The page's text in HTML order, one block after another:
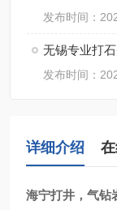
发布时间：
无锡专业打
发布时间：
详细介绍
海宁打井，气钻